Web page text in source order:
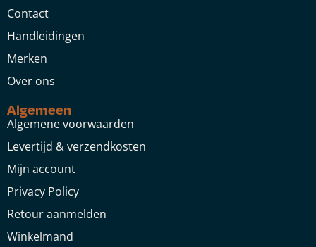
Contact
Handleidingen
Merken
Over ons
Algemeen
Algemene voorwaarden
Levertijd & verzendkosten
Mijn account
Privacy Policy
Retour aanmelden
Winkelmand